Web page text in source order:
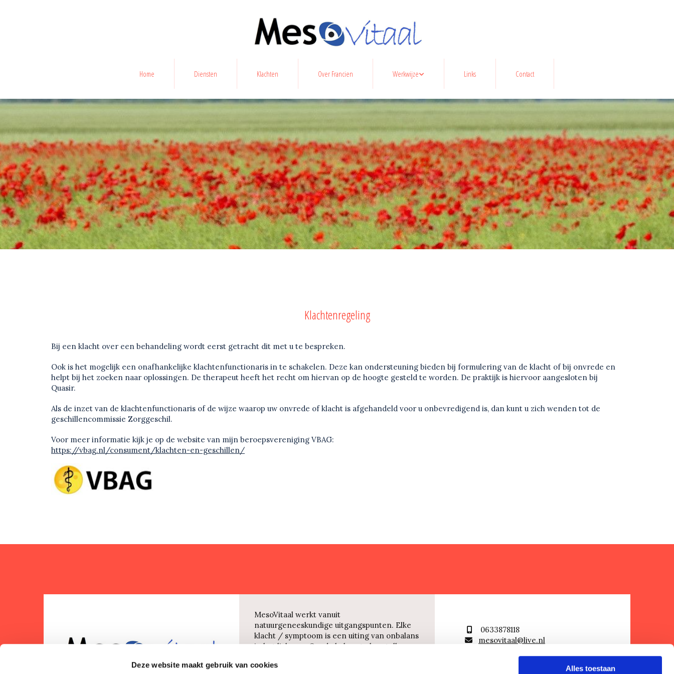
Deze website maakt gebruik van cookies Alles toestaan
Home Diensten Klachten Over Francien Werkwijze Links Contact
Klachtenregeling
Bij een klacht over een behandeling wordt eerst getracht dit met u te bespreken.
Ook is het mogelijk een onafhankelijke klachtenfunctionaris in te schakelen. Deze kan ondersteuning bieden bij formulering van de klacht of bij onvrede en
helpt bij het zoeken naar oplossingen. De therapeut heeft het recht om hiervan op de hoogte gesteld te worden. De praktijk is hiervoor aangesloten bij
Quasir.
Als de inzet van de klachtenfunctionaris of de wijze waarop uw onvrede of klacht is afgehandeld voor u onbevredigend is, dan kunt u zich wenden tot de
geschillencommissie Zorggeschil.
Voor meer informatie kijk je op de website van mijn beroepsvereniging VBAG:
https://vbag.nl/consument/klachten-en-geschillen/
MesoVitaal werkt vanuit
natuurgeneeskundige uitgangspunten. Elke
klacht / symptoom is een uiting van onbalans
in het lichaam. Om de balans te herstellen
vitaminen, mineralen, kruiden,
 0633878118
 mesovitaal@live.nl